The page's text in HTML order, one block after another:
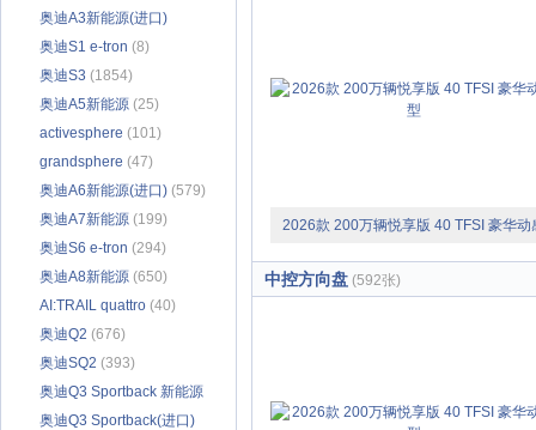
奥迪A3新能源(进口)
(1011)
奥迪S1 e-tron (8)
奥迪S3 (1854)
奥迪A5新能源 (25)
activesphere (101)
grandsphere (47)
奥迪A6新能源(进口) (579)
奥迪A7新能源 (199)
奥迪S6 e-tron (294)
奥迪A8新能源 (650)
AI:TRAIL quattro (40)
奥迪Q2 (676)
奥迪SQ2 (393)
奥迪Q3 Sportback 新能源
(进口)(35)
奥迪Q3 Sportback(进口)
2026款 200万辆悦享版 40 TFSI 豪华动
型
中控方向盘 (592张)